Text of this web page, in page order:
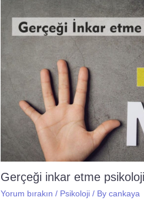
Gerçeği inkar etme
Yorum bırakın / Psikoloji / By cankaya